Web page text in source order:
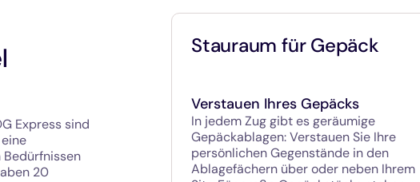
Express sind
20
Stauraum für Gepäck
Verstauen Ihres Gepäcks
In jedem Zug gibt es geräumige
Gepäckablagen: Verstauen Sie Ihre
persönlichen Gegenstände in den
Ablagefächern über oder neben Ihrem